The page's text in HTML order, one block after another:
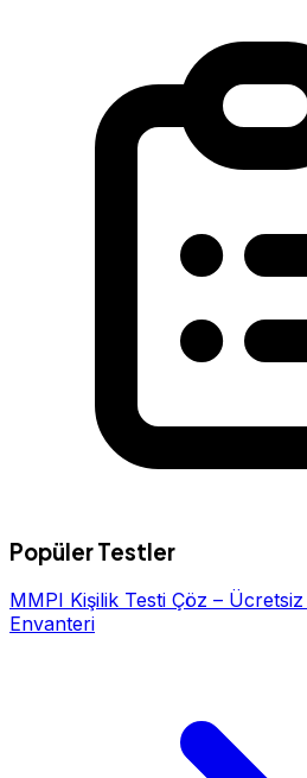
Popüler Testler
MMPI Kişilik Testi Çöz –
Envanteri